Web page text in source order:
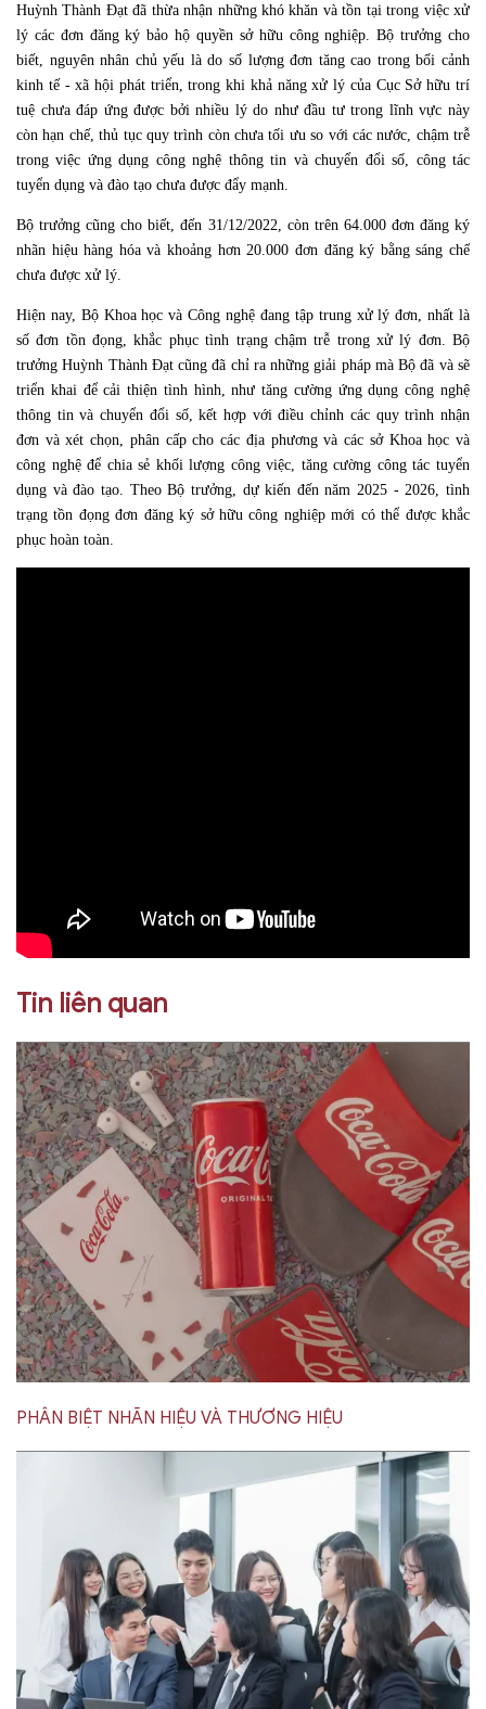
Huỳnh Thành Đạt đã thừa nhận những khó khăn và tồn tại trong việc xử
lý các đơn đăng ký bảo hộ quyền sở hữu công nghiệp. Bộ trưởng cho
biết, nguyên nhân chủ yếu là do số lượng đơn tăng cao trong bối cảnh
kinh tế - xã hội phát triển, trong khi khả năng xử lý của Cục Sở hữu trí
tuệ chưa đáp ứng được bởi nhiều lý do như đầu tư trong lĩnh vực này
còn hạn chế, thủ tục quy trình còn chưa tối ưu so với các nước, chậm trễ
trong việc ứng dụng công nghệ thông tin và chuyển đổi số, công tác
tuyển dụng và đào tạo chưa được đẩy mạnh.
Bộ trưởng cũng cho biết, đến 31/12/2022, còn trên 64.000 đơn đăng ký
nhãn hiệu hàng hóa và khoảng hơn 20.000 đơn đăng ký bằng sáng chế
chưa được xử lý.
Hiện nay, Bộ Khoa học và Công nghệ đang tập trung xử lý đơn, nhất là
số đơn tồn đọng, khắc phục tình trạng chậm trễ trong xử lý đơn. Bộ
trưởng Huỳnh Thành Đạt cũng đã chỉ ra những giải pháp mà Bộ đã và sẽ
triển khai để cải thiện tình hình, nhưtăng cường ứng dụng công nghệ
thông tin và chuyển đổi số, kết hợp với điều chỉnh các quy trình nhận
đơn và xét chọn, phân cấp cho các địa phương và các sở Khoa học và
công nghệ để chia sẻ khối lượng công việc , tăng cường công tác tuyển
dụng và đào tạo. Theo Bộ trưởng, dự kiến đến năm 2025 - 2026, tình
trạng tồn đọng đơn đăng ký sở hữu công nghiệp mới có thể được khắc
phục hoàn toàn.
Tin liên quan
PHÂN BIỆT NHÃN HIỆU VÀ THƯƠNG HIỆU